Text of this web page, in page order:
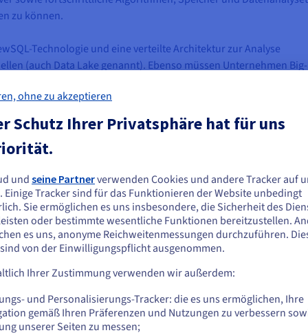
zu können.
Technologie und eine verteilte Architektur zur Analyse
(auch Data Lake genannt). Ebenso müssen Unternehmen
um ihre Daten effizient zu verwalten und zu analysieren.
und hohe Verarbeitungsgeschwindigkeiten erforderlich.
Server bieten nicht nur eine skalierbare, sichere und
sondern auch die Leistung, Verarbeitungsgeschwindigkeit
Hosting benötigen. Dedicated Server können wachsende
gleichzeitig ein sicherer Ort für sensible Daten, die bestimmten
liegt der Unterschied zu herkömmlichen Servern?
großer Datenmengen konzipiert, denen herkömmliche
und die Verwaltung einer Vielzahl von Datentypen
Unternehmen mithilfe von Big-Data-Analysetools
scheinen sich in Vereinigte Staaten zu
Sie aus Vereinigte Staaten bestellen möchten, müssen Sie sich auf der
Website umsehen und dort einen Account erstellen.
zur [Website] Webseite
us.ovhcloud.com/bare-metal Englisch
ohne zu akzeptieren
Schutz Ihrer Privatsphäre hat für uns
und seine Partnerverwenden Cookies und andere Tracker auf
Einige Tracker sind für das Funktionieren der Website unbedingt
Sie ermöglichen es uns insbesondere, die Sicherheit des
oder bestimmte wesentliche Funktionen bereitzustellen.
es uns, anonyme Reichweitenmessungen durchzuführen.
von der Einwilligungspflicht ausgenommen.
Ihrer Zustimmung verwenden wir außerdem:
und Personalisierungs-Tracker: die es uns ermöglichen, Ihre
gemäß Ihren Präferenzen und Nutzungen zu verbessern
unserer Seiten zu messen;